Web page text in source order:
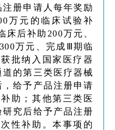
册申请人每年奖励
万元的临床试验补
床后补助200万元、
万元、完成Ⅲ期临
批纳入国家医疗器
的第三类医疗器械
给予产品注册申请
助；其他第三类医
究后给予产品注册
性补助。本事项的